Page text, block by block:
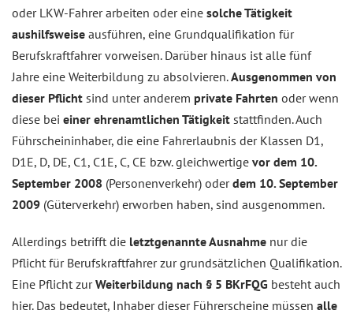
oder LKW-Fahrer arbeiten oder eine solche Tätigkeit
aushilfsweise ausführen, eine Grundqualifikation für
Berufskraftfahrer vorweisen. Darüber hinaus ist alle fünf
Jahre eine Weiterbildung zu absolvieren.Ausgenommen von
dieser Pflicht sind unter anderem private Fahrten oder wenn
diese bei einer ehrenamtlichen Tätigkeit stattfinden. Auch
Führscheininhaber, die eine Fahrerlaubnis der Klassen D1,
D1E, D, DE, C1, C1E, C, CE bzw. gleichwertige vor dem 10.
September 2008 (Personenverkehr) oderdem 10. September
2009 (Güterverkehr) erworben haben, sind ausgenommen.
Allerdings betrifft die letztgenannte Ausnahme nur die
Pflicht für Berufskraftfahrer zur grundsätzlichen Qualifikation.
Eine Pflicht zurWeiterbildung nach § 5 BKrFQG besteht auch
hier. Das bedeutet, Inhaber dieser Führerscheine müssen alle